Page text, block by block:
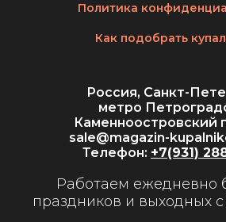
Политика
Как подобрать
Россия, Санкт-
метро
Каменноостровский
sale@magazin-
Телефон: +7(931)
Работаем ежедневно
праздников и выходных с